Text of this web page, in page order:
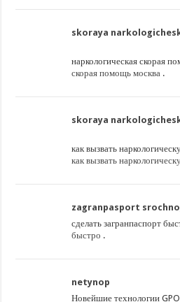
skoraya
наркологическая скорая
скорая помощь москва .
skoraya
как вызвать
как вызвать
zagranpasport
сделать загранпаспорт
быстро .
netynop
Новейшие технологии